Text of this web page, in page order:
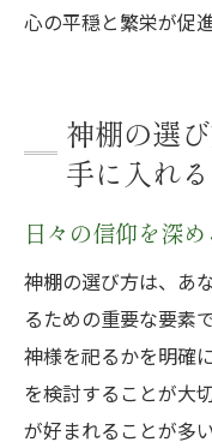
心の平穏と繁栄が促
神棚の選
手に入れる
日々の信仰を深
神棚の選び方は、あ
るための重要な要素
神様を祀るかを明確
を検討することが大
が好まれることが多